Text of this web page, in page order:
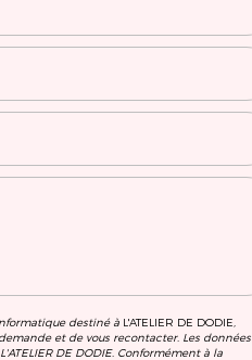
destiné à L'ATELIER DE DODIE
et de vous recontacter. Les données
DE DODIE. Conformément à la